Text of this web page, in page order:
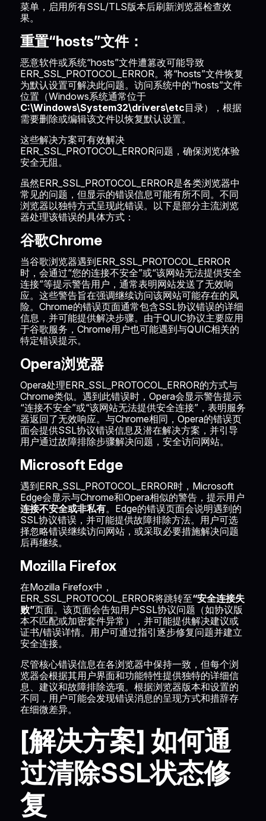
菜单，启用所有SSL/TLS版本后刷新浏览器检查效
果。
重置“hosts”文件：
恶意软件或系统“hosts”文件遭篡改可能导致
ERR_SSL_PROTOCOL_ERROR。将“hosts”文件恢复
为默认设置可解决此问题。访问系统中的“hosts”文件
位置（Windows系统通常位于
C:\Windows\System32\drivers\etc目录），根据
需要删除或编辑该文件以恢复默认设置。
这些解决方案可有效解决
ERR_SSL_PROTOCOL_ERROR问题，确保浏览体验
安全无阻。
虽然ERR_SSL_PROTOCOL_ERROR是各类浏览器中
常见的问题，但显示的错误信息可能有所不同。不同
浏览器以独特方式呈现此错误。以下是部分主流浏览
器处理该错误的具体方式：
谷歌Chrome
当谷歌浏览器遇到ERR_SSL_PROTOCOL_ERROR
时，会通过“您的连接不安全”或“该网站无法提供安全
连接”等提示警告用户，通常表明网站发送了无效响
应。这些警告旨在强调继续访问该网站可能存在的风
险。Chrome的错误页面通常包含SSL协议错误的详细
信息，并可能提供解决步骤。由于QUIC协议主要应用
于谷歌服务，Chrome用户也可能遇到与QUIC相关的
特定错误提示。
Opera浏览器
Opera处理ERR_SSL_PROTOCOL_ERROR的方式与
Chrome类似。遇到此错误时，Opera会显示警告提示
“连接不安全”或“该网站无法提供安全连接”，表明服务
器返回了无效响应。与Chrome相同，Opera的错误页
面会提供SSL协议错误信息及潜在解决方案，并引导
用户通过故障排除步骤解决问题，安全访问网站。
Microsoft Edge
遇到ERR_SSL_PROTOCOL_ERROR时，Microsoft
Edge会显示与Chrome和Opera相似的警告，提示用户
连接不安全或非私有。Edge的错误页面会说明遇到的
SSL协议错误，并可能提供故障排除方法。用户可选
择忽略错误继续访问网站，或采取必要措施解决问题
后再继续。
Mozilla Firefox
在Mozilla Firefox中，
ERR_SSL_PROTOCOL_ERROR将跳转至“安全连接失
败”页面。该页面会告知用户SSL协议问题（如协议版
本不匹配或加密套件异常），并可能提供解决建议或
证书/错误详情。用户可通过指引逐步修复问题并建立
安全连接。
尽管核心错误信息在各浏览器中保持一致，但每个浏
览器会根据其用户界面和功能特性提供独特的详细信
息、建议和故障排除选项。根据浏览器版本和设置的
不同，用户可能会发现错误消息的呈现方式和措辞存
在细微差异。
[解决方案] 如何通
过清除SSL状态修
复